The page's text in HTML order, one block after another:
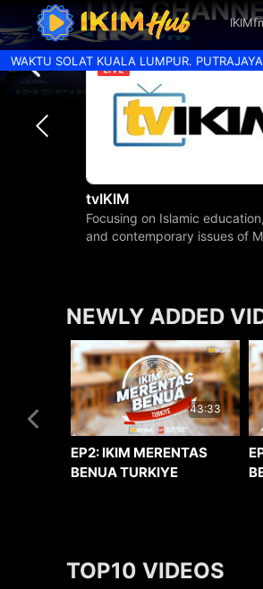
WAKTU SOLAT KUALA LUMPUR. PUTRAJAYA
LIVE
tvIKIM
Focusing on Islamic
and contemporary issues of
NEWLY ADDED
43:33
EP2: IKIM MERENTAS
BENUA TURKIYE
TOP10 VIDEOS